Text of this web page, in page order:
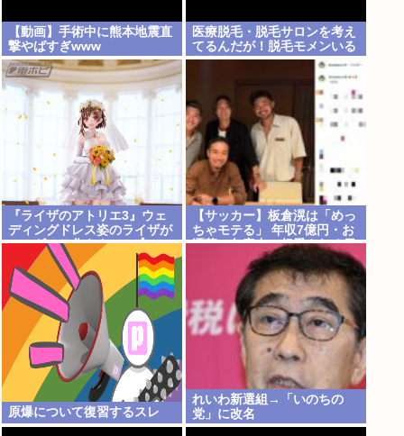
【動画】手術中に熊本地震直
撃やばすぎwww
医療脱毛・脱毛サロンを考え
てるんだが！脱毛モメンいる
か？？
『ライザのアトリエ3』ウェ
ディングドレス姿のライザが
フィギュア化キタ───(ﾟ
∀ﾟ)───!!!!!
【サッカー】板倉滉は「めっ
ちゃモテる」 年収7億円・お
洒落・包容力…超愛される日
原爆について復習するスレ
れいわ新選組→「いのちの
党」に改名